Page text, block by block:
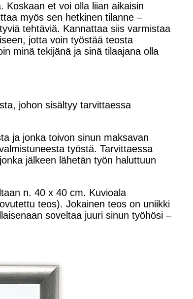
Koskaan et voi olla liian aikaisin
myös sen hetkinen tilanne –
tehtäviä. Kannattaa siis varmistaa
jotta voin työstää teosta
minä tekijänä ja sinä tilaajana olla
johon sisältyy tarvittaessa
ja jonka toivon sinun maksavan
työstä. Tarvittaessa
jälkeen lähetän työn haluttuun
n. 40 x 40 cm. Kuvioala
teos). Jokainen teos on uniikki
soveltaa juuri sinun työhösi –